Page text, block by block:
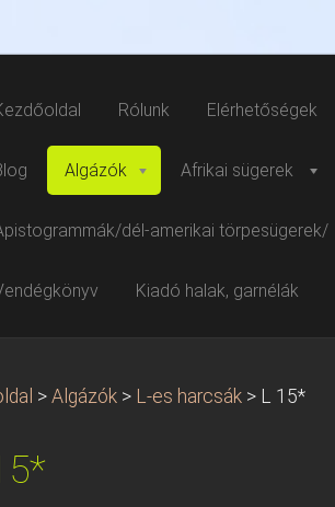
Rólunk Elérhetőségek
Algázók Afrikai sügerek
dél-amerikai törpesügerek/
Kiadó halak, garnélák
> Algázók > L-es harcsák > L 15*